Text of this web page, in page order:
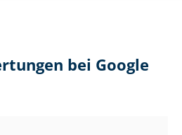
bei Google